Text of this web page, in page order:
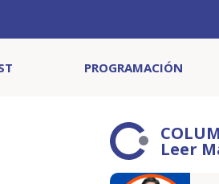
PROGRAMACIÓN
Leer